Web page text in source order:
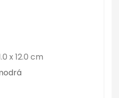
x 12.0 cm